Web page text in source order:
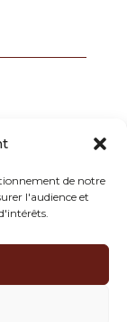
de notre
l'audience et